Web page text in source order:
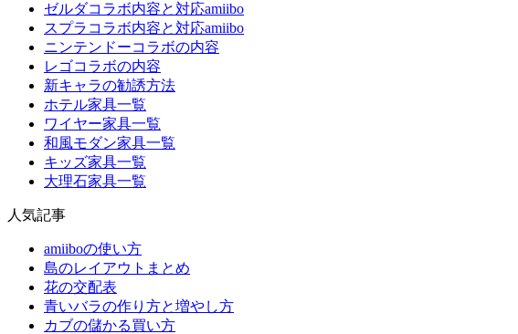
ゼルダコラボ内容と対応amiibo
スプラコラボ内容と対応amiibo
ニンテンドーコラボの内容
レゴコラボの内容
新キャラの勧誘方法
ホテル家具一覧
ワイヤー家具一覧
和風モダン家具一覧
キッズ家具一覧
大理石家具一覧
人気記事
amiiboの使い方
島のレイアウトまとめ
花の交配表
青いバラの作り方と増やし方
カブの儲かる買い方